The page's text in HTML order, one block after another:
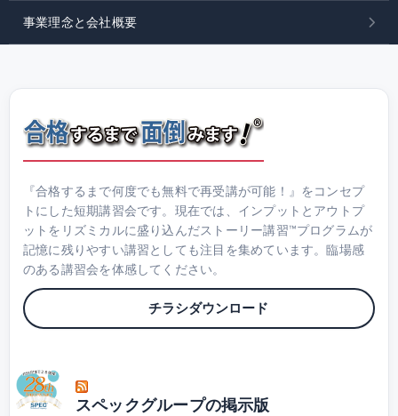
事業理念と会社概要
『合格するまで何度でも無料で再受講が可能！』をコンセプ
トにした短期講習会です。現在では、インプットとアウトプ
ットをリズミカルに盛り込んだストーリー講習™プログラムが
記憶に残りやすい講習としても注目を集めています。臨場感
のある講習会を体感してください。
チラシダウンロード
スペックグループの掲示版